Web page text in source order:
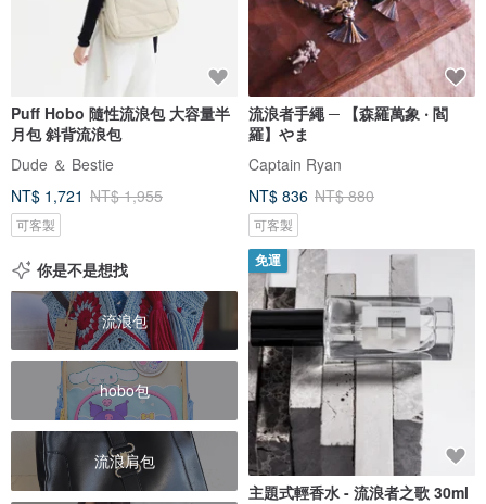
Puff Hobo 隨性流浪包 大容量半
月包 斜背流浪包
Dude ＆ Bestie
NT$ 1,721 NT$ 1,955
可客製
流浪者手繩 ─ 【森羅萬象 ‧ 閻
羅】やま
Captain Ryan
NT$ 836 NT$ 880
可客製
你是不是想找
流浪包
hobo包
流浪肩包
免運
主題式輕香水 - 流浪者之歌 30ml